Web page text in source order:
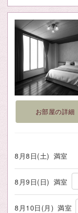
お部屋の詳細
8月8日(土) 満室
8月9日(日) 満室
8月10日(月) 満室